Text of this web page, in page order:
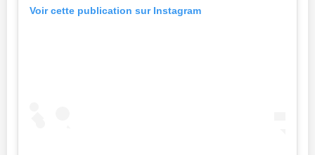
Voir cette publication sur Instagram